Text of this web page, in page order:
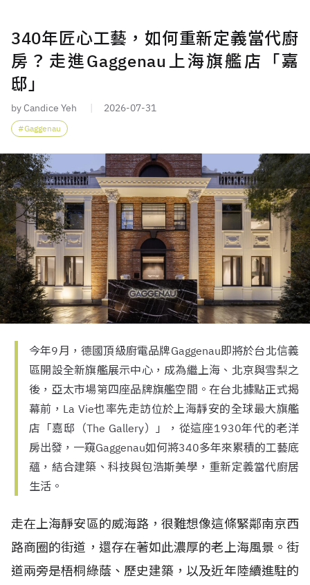
340年匠心工藝，如何重新定義當代廚
房？走進Gaggenau上海旗艦店「嘉
邸」
by Candice Yeh 2026-07-31
Gaggenau
今年9月，德國頂級廚電品牌Gaggenau即將於台北信義
區開設全新旗艦展示中心，成為繼上海、北京與雪梨之
後，亞太市場第四座品牌旗艦空間。在台北據點正式揭
幕前，La Vie也率先走訪位於上海靜安的全球最大旗艦
店「嘉邸（The Gallery）」，從這座1930年代的老洋
房出發，一窺Gaggenau如何將340多年來累積的工藝底
蘊，結合建築、科技與包浩斯美學，重新定義當代廚居
生活。
走在上海靜安區的威海路，很難想像這條緊鄰南京西
路商圈的街道，還存在著如此濃厚的老上海風景。街
道兩旁是梧桐綠蔭、歷史建築，以及近年陸續進駐的